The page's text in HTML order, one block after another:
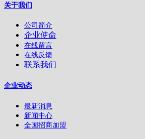
关于我们
公司简介
企业使命
在线留言
在线反馈
联系我们
企业动态
最新消息
新闻中心
全国招商加盟